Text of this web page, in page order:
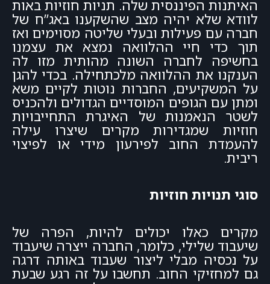
האיתנות הפיננסית שלה. תניות חוזיות באות
לוודא שלא יהיה מצב שהשקענו באג”ח של
חברה עם פעילות ובעלי שליטה מסוימים ואז
תוך כדי חיי ההלוואה נמצא את עצמנו
בחשיפה לחברה השונה מהותית מזו לה
הענקנו את ההלוואה מלכתחילה. בכדי להגן
על המשקיעים, החברות נוטות לקיים משא
ומתן עם הגופים המוסדיים הגדולים ולהכניס
לשטר הנאמנות של האיגרת התחייבויות
חוזיות שמגדירות מקרים שיצרו עילה
להעמדת החוב לפירעון מידי או לפיצוי
ריבית.
סוגי תנויות חוזיות
מקרים כאלו יכולים להיות, הפרה של
שיעבוד שלילי, כלומר, החברה ייצרה שיעבוד
על נכסיה מבלי ליצור שעבוד באותה דרגה
גם למחזיקי החוב. תחשבו על זה רגע שבעת